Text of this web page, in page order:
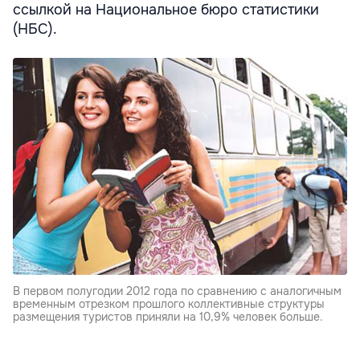
ссылкой на Национальное бюро статистики
(НБС).
В первом полугодии 2012 года по сравнению с аналогичным
временным отрезком прошлого коллективные структуры
размещения туристов приняли на 10,9% человек больше.